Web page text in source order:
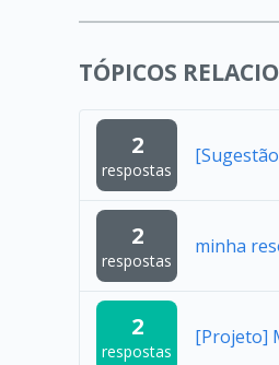
TÓPICOS
2
respostas
2
respostas
minha
2
respostas
[Projeto]